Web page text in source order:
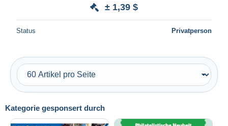
Kategorie gesponsert durch
± 1,39 $
Status Privatperson